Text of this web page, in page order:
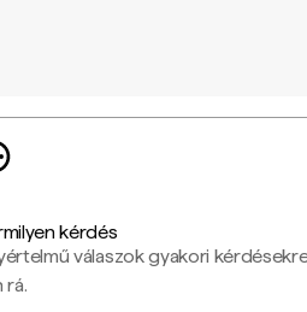
kérdés
válaszok gyakori
rá.